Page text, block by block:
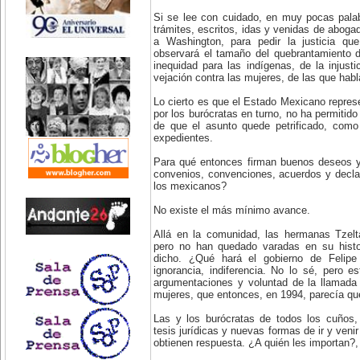
Si se lee con cuidado, en muy pocas
trámites, escritos, idas y venidas de
a Washington, para pedir la justicia
observará el tamaño del
inequidad para las indígenas, de la
vejación contra las mujeres, de las que
Lo cierto es que el Estado Mexicano
por los burócratas en turno, no ha
de que el asunto quede petrificado,
expedientes.
Para qué entonces firman buenos deseos
convenios, convenciones, acuerdos y
los mexicanos?
No existe el más mínimo avance.
Allá en la comunidad, las hermanas
pero no han quedado varadas en su
dicho. ¿Qué hará el gobierno de Felipe
ignorancia, indiferencia. No lo sé, pero
argumentaciones y voluntad de la
mujeres, que entonces, en 1994, parecía
Las y los burócratas de todos los
tesis jurídicas y nuevas formas de ir y
obtienen respuesta. ¿A quién les